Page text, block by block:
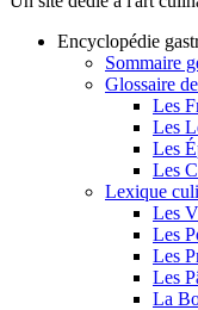
Encyclopédie
Sommaire
Glossaire
Les
Les
Les
Les
Lexique
Les
Les
Les
Les
La